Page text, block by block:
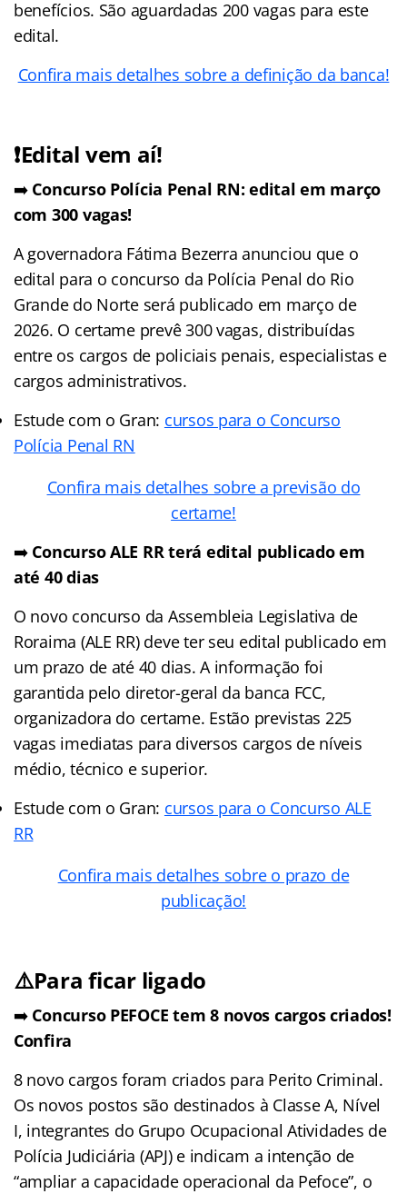
benefícios. São aguardadas 200 vagas para este
edital.
Confira mais detalhes sobre a definição da banca!
❗Edital vem aí!
➡️ Concurso Polícia Penal RN: edital em março
com 300 vagas!
A governadora Fátima Bezerra anunciou que o
edital para o concurso da Polícia Penal do Rio
Grande do Norte será publicado em março de
2026. O certame prevê 300 vagas, distribuídas
entre os cargos de policiais penais, especialistas e
cargos administrativos.
Estude com o Gran: cursos para o Concurso
Polícia Penal RN
Confira mais detalhes sobre a previsão do
certame!
➡️ Concurso ALE RR terá edital publicado em
até 40 dias
O novo concurso da Assembleia Legislativa de
Roraima (ALE RR) deve ter seu edital publicado em
um prazo de até 40 dias. A informação foi
garantida pelo diretor-geral da banca FCC,
organizadora do certame. Estão previstas 225
vagas imediatas para diversos cargos de níveis
médio, técnico e superior.
Estude com o Gran: cursos para o Concurso ALE
RR
Confira mais detalhes sobre o prazo de
publicação!
⚠️Para ficar ligado
➡️ Concurso PEFOCE tem 8 novos cargos criados!
Confira
8 novo cargos foram criados para Perito Criminal.
Os novos postos são destinados à Classe A, Nível
I, integrantes do Grupo Ocupacional Atividades de
Polícia Judiciária (APJ) e indicam a intenção de
“ampliar a capacidade operacional da Pefoce”, o